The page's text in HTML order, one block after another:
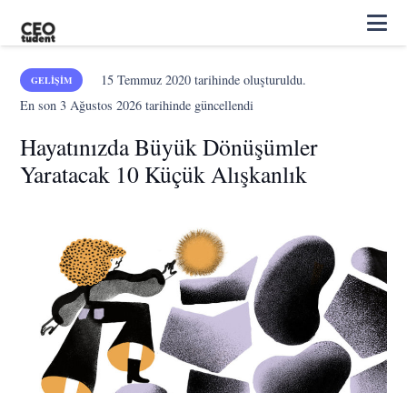
GELIŞIM 15 Temmuz 2020tarihinde oluşturuldu.
En son3 Ağustos 2026 tarihinde güncellendi
Hayatınızda Büyük Dönüşümler
Yaratacak 10 Küçük Alışkanlık